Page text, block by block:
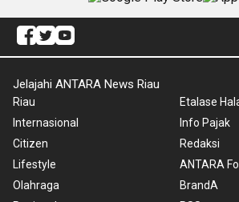
Jelajahi ANTARA News Riau
Riau
Internasional
Citizen
Lifestyle
Olahraga
Etalase
Info Pajak
Redaksi
ANTARA
BrandA